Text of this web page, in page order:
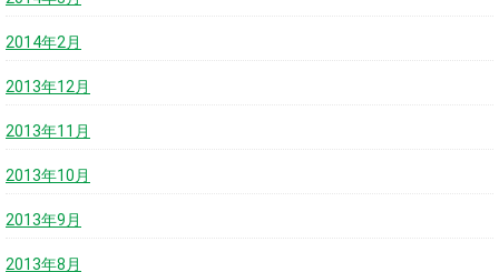
2014年2月
2013年12月
2013年11月
2013年10月
2013年9月
2013年8月